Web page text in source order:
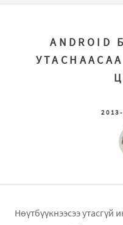
ANDROID
Нөүтбүүкнээсээ утасгүй